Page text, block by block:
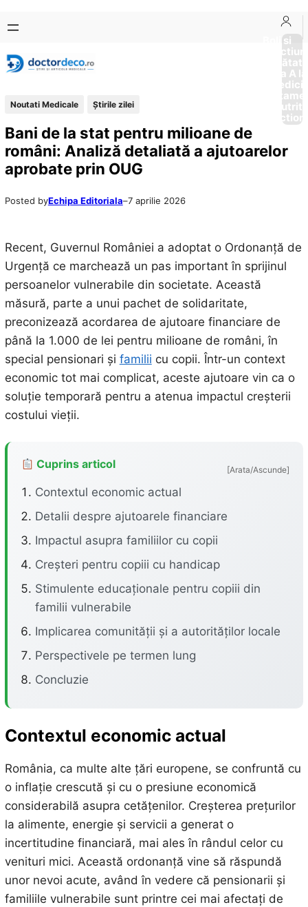
conținut
content
Boli si
Afectiuni
Sănătate
de la A
Noutati Medicale Știrile zilei
Bani de la stat pentru milioane de
români: Analiză detaliată a ajutoarelor
aprobate prin OUG
Posted byEchipa Editoriala–7 aprilie 2026
Recent, Guvernul României a adoptat o Ordonanță de
Urgență ce marchează un pas important în sprijinul
persoanelor vulnerabile din societate. Această
măsură, parte a unui pachet de solidaritate,
preconizează acordarea de ajutoare financiare de
până la 1.000 de lei pentru milioane de români, în
special pensionari și familii cu copii. Într-un context
economic tot mai complicat, aceste ajutoare vin ca o
soluție temporară pentru a atenua impactul creșterii
costului vieții.
Cuprins articol [Arata/Ascunde]
Contextul economic actual
Detalii despre ajutoarele financiare
Impactul asupra familiilor cu copii
Creșteri pentru copiii cu handicap
Stimulente educaționale pentru copiii din
familii vulnerabile
Implicarea comunității și a autorităților locale
Perspectivele pe termen lung
Concluzie
Contextul economic actual
România, ca multe alte țări europene, se confruntă cu
o inflație crescută și cu o presiune economică
considerabilă asupra cetățenilor. Creșterea prețurilor
la alimente, energie și servicii a generat o
incertitudine financiară, mai ales în rândul celor cu
venituri mici. Această ordonanță vine să răspundă
unor nevoi acute, având în vedere că pensionarii și
familiile vulnerabile sunt printre cei mai afectați de